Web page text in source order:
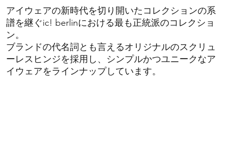
アイウェアの新時代を切り開いたコレクションの系
譜を継ぐic! berlinにおける最も正統派のコレクショ
ン。
​ブランドの代名詞とも言えるオリジナルのスクリュ
ーレスヒンジを採用し、シンプルかつユニークなア
イウェアをラインナップしています。